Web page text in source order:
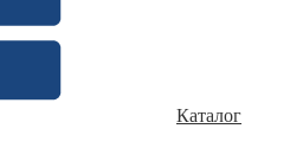
Каталог